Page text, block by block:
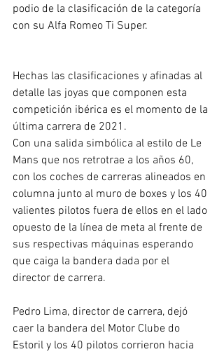
podio de la clasificación de la categoría
con su Alfa Romeo Ti Super.
Hechas las clasificaciones y afinadas al
detalle las joyas que componen esta
competición ibérica es el momento de la
última carrera de 2021.
Con una salida simbólica al estilo de Le
Mans que nos retrotrae a los años 60,
con los coches de carreras alineados en
columna junto al muro de boxes y los 40
valientes pilotos fuera de ellos en el lado
opuesto de la línea de meta al frente de
sus respectivas máquinas esperando
que caiga la bandera dada por el
director de carrera.
Pedro Lima, director de carrera, dejó
caer la bandera del Motor Clube do
Estoril y los 40 pilotos corrieron hacia